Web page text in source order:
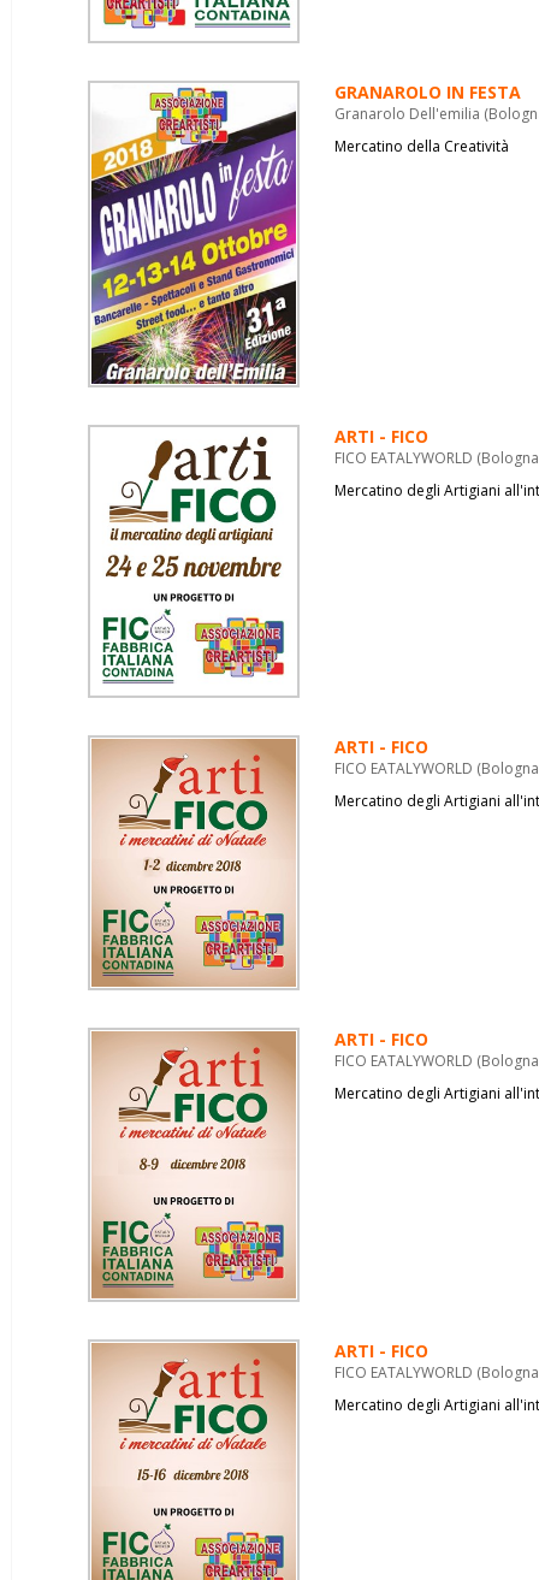
GRANAROLO IN FESTA
Granarolo Dell'emilia
Mercatino della Creatività
ARTI - FICO
FICO EATALYWORLD
Mercatino degli Artigiani
ARTI - FICO
FICO EATALYWORLD
Mercatino degli Artigiani
ARTI - FICO
FICO EATALYWORLD
Mercatino degli Artigiani
ARTI - FICO
FICO EATALYWORLD
Mercatino degli Artigiani